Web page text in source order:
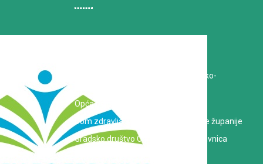
Zavod za javno zdravstvo Koprivničko-
Opća bolnica dr. Tomislav Bardek
Dom zdravlja Koprivničko-križevačke županije
Gradsko društvo Crvenog križa Koprivnica